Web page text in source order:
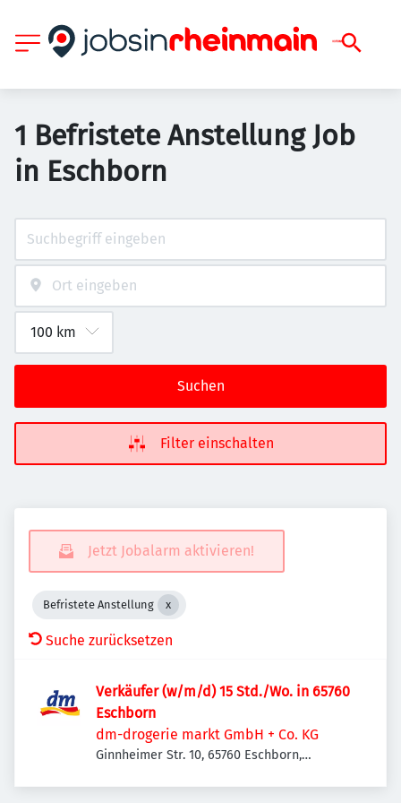
1 Befristete Anstellung Job
in Eschborn
Suchen
Filter einschalten
Jetzt Jobalarm aktivieren!
Befristete Anstellung
Suche zurücksetzen
Verkäufer (w/m/d) 15 Std./Wo. in 65760
Eschborn
dm-drogerie markt GmbH + Co. KG
Ginnheimer Str. 10, 65760 Eschborn,